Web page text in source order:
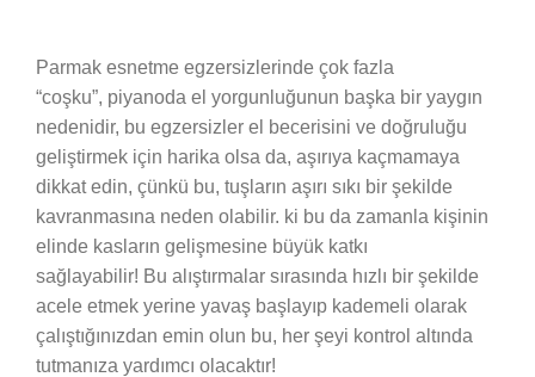
Parmak esnetme egzersizlerinde çok fazla
“coşku”, piyanoda el yorgunluğunun başka bir yaygın
nedenidir, bu egzersizler el becerisini ve doğruluğu
geliştirmek için harika olsa da, aşırıya kaçmamaya
dikkat edin, çünkü bu, tuşların aşırı sıkı bir şekilde
kavranmasına neden olabilir. ki bu da zamanla kişinin
elinde kasların gelişmesine büyük katkı
sağlayabilir! Bu alıştırmalar sırasında hızlı bir şekilde
acele etmek yerine yavaş başlayıp kademeli olarak
çalıştığınızdan emin olun bu, her şeyi kontrol altında
tutmanıza yardımcı olacaktır!